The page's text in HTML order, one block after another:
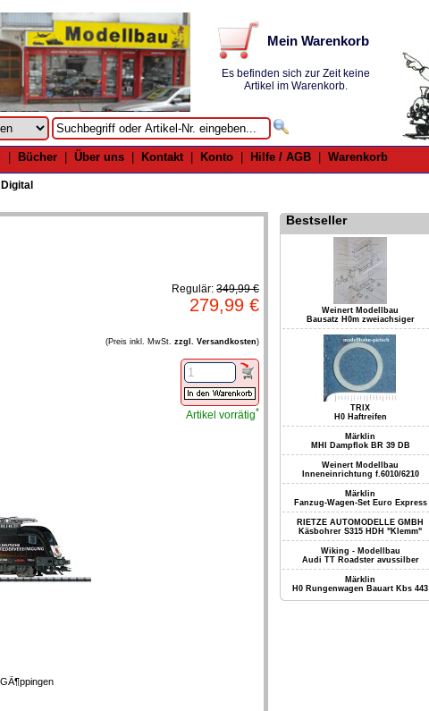
Mein Warenkorb
Es befinden sich zur Zeit keine
Artikel im Warenkorb.
Bücher Über uns Kontakt| Konto Hilfe / AGB Warenkorb
Digital
Regulär: 349,99 €
279,99 €
(Preis inkl. MwSt. zzgl. Versandkosten)
Artikel vorrätig*
Bestseller
Weinert Modellbau
Bausatz H0m zweiachsiger
TRIX
H0 Haftreifen
Märklin
MHI Dampflok BR 39 DB
Weinert Modellbau
Inneneinrichtung f.6010/6210
Märklin
Fanzug-Wagen-Set Euro Express
RIETZE AUTOMODELLE GMBH
Käsbohrer S315 HDH "Klemm"
Wiking - Modellbau
Audi TT Roadster avussilber
Märklin
H0 Rungenwagen Bauart Kbs 443